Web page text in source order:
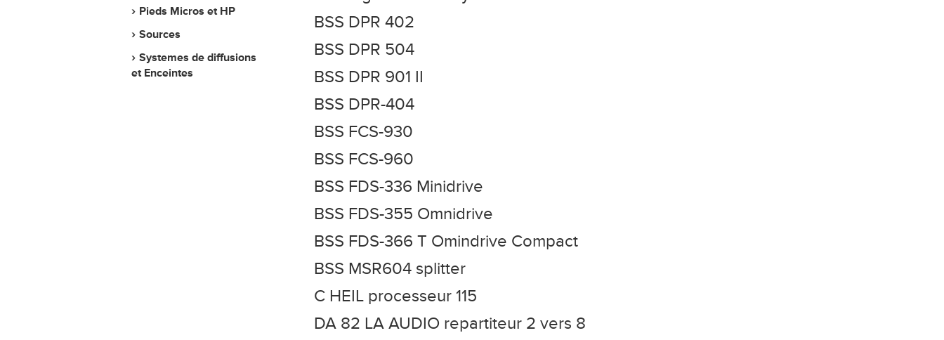
Pieds Micros et HP
Sources
Systemes de diffusions
et Enceintes
BSS DPR 402
BSS DPR 504
BSS DPR 901 II
BSS DPR-404
BSS FCS-930
BSS FCS-960
BSS FDS-336 Minidrive
BSS FDS-355 Omnidrive
BSS FDS-366 T Omindrive Compact
BSS MSR604 splitter
C HEIL processeur 115
DA 82 LA AUDIO repartiteur 2 vers 8